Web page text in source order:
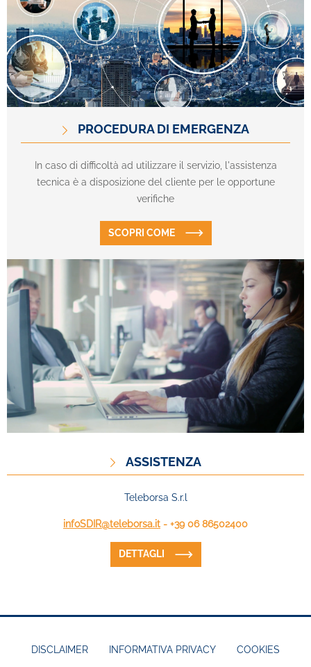
PROCEDURA DI EMERGENZA
In caso di difficoltà ad utilizzare il servizio, l'assistenza
tecnica è a disposizione del cliente per le opportune
verifiche
SCOPRI COME
ASSISTENZA
Teleborsa S.r.l
infoSDIR@teleborsa.it - +39 06 86502400
DETTAGLI
DISCLAIMER INFORMATIVA PRIVACY COOKIES